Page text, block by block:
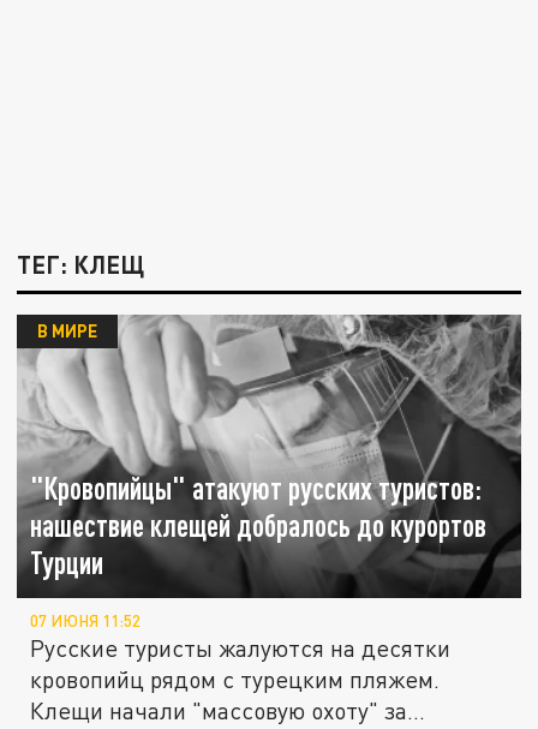
ТЕГ: КЛЕЩ
"Кровопийцы" атакуют русских туристов:
нашествие клещей добралось до курортов
Турции
В МИРЕ
07 ИЮНЯ 11:52
Русские туристы жалуются на десятки
кровопийц рядом с турецким пляжем.
Клещи начали "массовую охоту" за...